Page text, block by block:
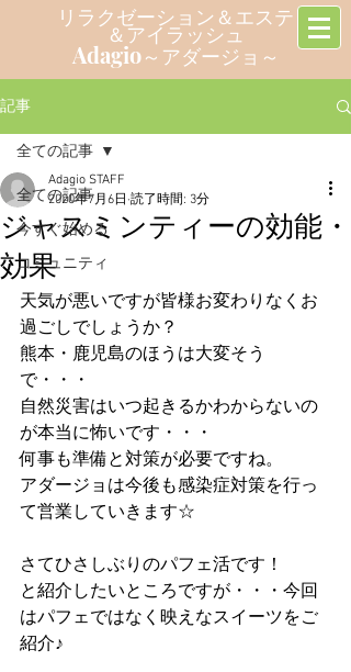
リラクゼーション＆エステ
＆アイラッシュ
Adagio～アダージョ～
記事
全ての記事
今すぐ始める
コミュニティ
全ての記事
ジャスミンティーの効能・
効果
Adagio STAFF
2020年7月6日 読了時間: 3分
天気が悪いですが皆様お変わりなくお
過ごしでしょうか？
熊本・鹿児島のほうは大変そう
で・・・
自然災害はいつ起きるかわからないの
が本当に怖いです・・・
何事も準備と対策が必要ですね。
アダージョは今後も感染症対策を行っ
て営業していきます☆
さてひさしぶりのパフェ活です！
と紹介したいところですが・・・今回
はパフェではなく映えなスイーツをご
紹介♪